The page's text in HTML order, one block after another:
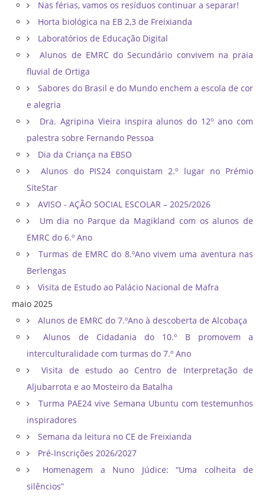
Nas férias, vamos os resíduos continuar a separar!
Horta biológica na EB 2,3 de Freixianda
Laboratórios de Educação Digital
Alunos de EMRC do Secundário convivem na praia
fluvial de Ortiga
Sabores do Brasil e do Mundo enchem a escola de cor
e alegria
Dra. Agripina Vieira inspira alunos do 12º ano com
palestra sobre Fernando Pessoa
Dia da Criança na EBSO
Alunos do PIS24 conquistam 2.º lugar no Prémio
SiteStar
AVISO - AÇÃO SOCIAL ESCOLAR – 2025/2026
Um dia no Parque da Magikland com os alunos de
EMRC do 6.º Ano
Turmas de EMRC do 8.ºAno vivem uma aventura nas
Berlengas
Visita de Estudo ao Palácio Nacional de Mafra
maio 2025
Alunos de EMRC do 7.ºAno à descoberta de Alcobaça
Alunos de Cidadania do 10.º B promovem a
interculturalidade com turmas do 7.º Ano
Visita de estudo ao Centro de Interpretação de
Aljubarrota e ao Mosteiro da Batalha
Turma PAE24 vive Semana Ubuntu com testemunhos
inspiradores
Semana da leitura no CE de Freixianda
Pré-Inscrições 2026/2027
Homenagem a Nuno Júdice: “Uma colheita de
silêncios”